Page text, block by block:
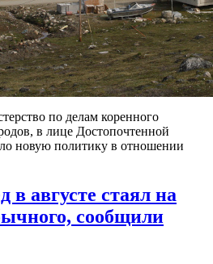
по делам коренного
в лице Достопочтенной
новую политику в отношении
в августе стаял на
сообщили